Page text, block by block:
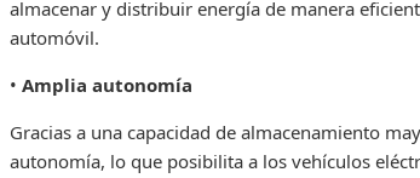
almacenar y distribuir energía de manera
automóvil.
• Amplia autonomía
Gracias a una capacidad de almacenamiento
autonomía, lo que posibilita a los vehículos